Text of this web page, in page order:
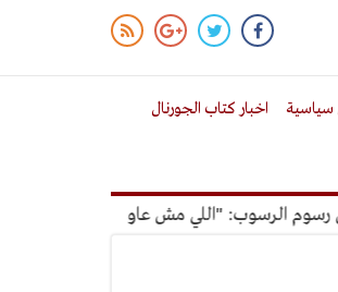
اخبار كتاب الجورنال
الرسوب: "اللي مش عاوز يتعلم ملوش مجانية"